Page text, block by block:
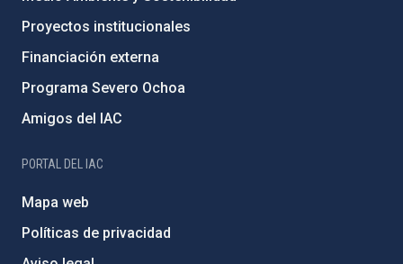
Proyectos institucionales
Financiación externa
Programa Severo Ochoa
Amigos del IAC
PORTAL DEL IAC
Mapa web
Políticas de privacidad